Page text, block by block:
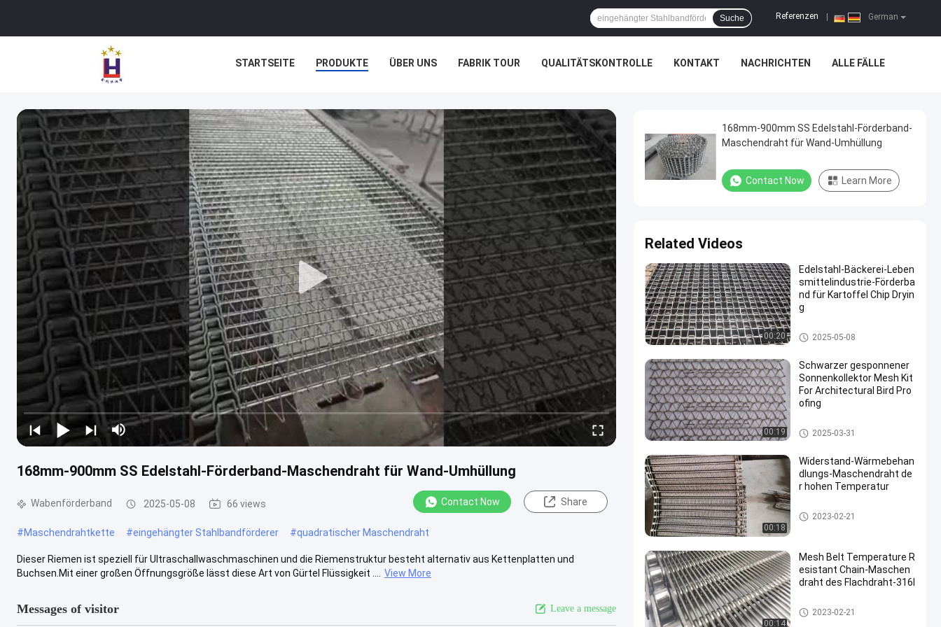
German
Referenzen
Suche
STARTSEITE PRODUKTE ÜBER UNS FABRIK TOUR QUALITÄTSKONTROLLE KONTAKT NACHRICHTEN ALLE FÄLLE
168mm-900mm SS Edelstahl-Förderband-Maschendraht für Wand-Umhüllung
Wabenförderband 2025-05-08 66 views Contact Now Share
#Maschendrahtkette #eingehängter Stahlbandförderer #quadratischer Maschendraht
Dieser Riemen ist speziell für Ultraschallwaschmaschinen und die Riemenstruktur besteht alternativ aus Kettenplatten und
Buchsen.Mit einer großen Öffnungsgröße lässt diese Art von Gürtel Flüssigkeit ....
View More
Messages of visitor Leave a message
168mm-900mm SS Edelstahl-Förderband-
Maschendraht für Wand-Umhüllung
Contact Now Learn More
Related Videos
00:20
Edelstahl-Bäckerei-Leben
smittelindustrie-Förderba
nd für Kartoffel Chip Dryin
g
Wabenförderband
2025-05-08
00:19
Schwarzer gesponnener
Sonnenkollektor Mesh Kit
For Architectural Bird Pro
ofing
Foto-voltaischer SolarMesh Be
lt
2025-03-31
00:18
Widerstand-Wärmebehan
dlungs-Maschendraht de
r hohen Temperatur
Hochtemperatur-Maschendrah
t
2023-02-21
00:14
Mesh Belt Temperature R
esistant Chain-Maschen
draht des Flachdraht-316l
Edelstahlmaschengurt
2023-02-21